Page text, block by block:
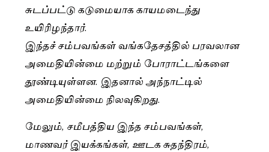
சுடப்பட்டு கடுமையாக காயமடைந்து
உயிரிழந்தார்.
இந்தச் சம்பவங்கள் வங்கதேசத்தில் பரவலான
அமைதியின்மை மற்றும் போராட்டங்களை
தூண்டியுள்ளன. இதனால் அந்நாட்டில்
அமைதியின்மை நிலவுகிறது.
மேலும், சமீபத்திய இந்த சம்பவங்கள்,
மாணவர் இயக்கங்கள், ஊடக சுதந்திரம்,